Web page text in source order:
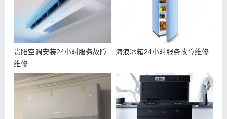
贵阳空调安装24小时服务故障
维修
海浪冰箱24小时服务故障维修